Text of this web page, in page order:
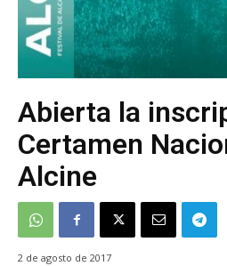
Abierta la
Certamen
Alcine
2 de agosto de 2017